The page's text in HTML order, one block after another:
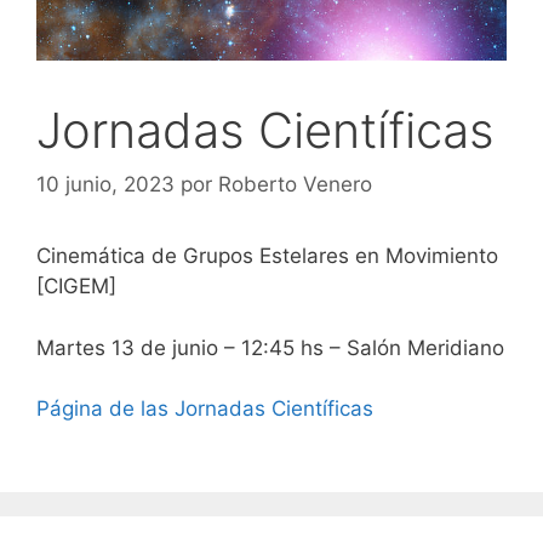
Jornadas Científicas
10 junio, 2023 por Roberto Venero
Cinemática de Grupos Estelares en Movimiento
[CIGEM]
Martes 13 de junio – 12:45 hs – Salón Meridiano
Página de las Jornadas Científicas